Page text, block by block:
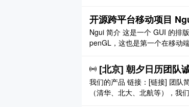
开源跨平台移动项目
Ngui 简介 这是一个 GUI 的排
penGL，这也是第一个在移动
[北京] 朝夕日历团队
我们的产品 链接：[链接] 团队
（清华、北大、北航等），